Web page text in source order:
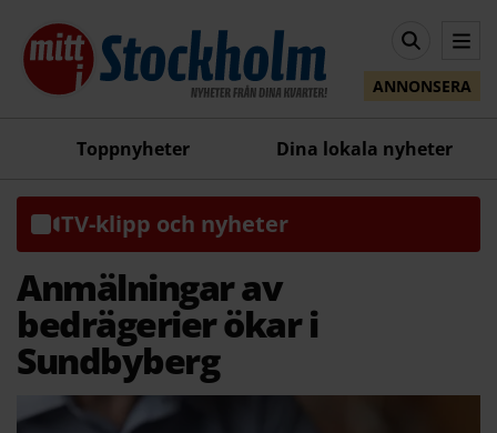
ANNONSERA
Toppnyheter Dina lokala nyheter
TV-klipp och nyheter
Anmälningar av
bedrägerier ökar i
Sundbyberg